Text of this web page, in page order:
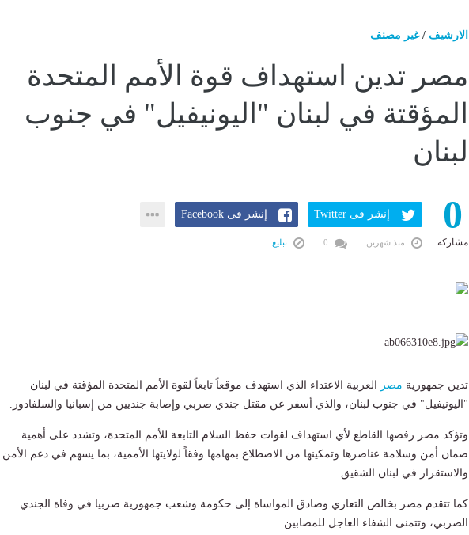
الارشيف /غير مصنف
مصر تدين استهداف قوة الأمم المتحدة
المؤقتة في لبنان "اليونيفيل" في جنوب
لبنان
0
مشاركة
إنشر فى Twitter إنشر فى Facebook
منذ شهرين تبليغ
تدين جمهورية مصر
العربية الاعتداء الذي استهدف موقعاً تابعاً لقوة الأمم المتحدة المؤقتة في لبنان
"اليونيفيل" في جنوب لبنان، والذي أسفر عن مقتل جندي صربي وإصابة جنديين من إسبانيا والسلفادور.
وتؤكد مصر رفضها القاطع لأي استهداف لقوات حفظ السلام التابعة للأمم المتحدة، وتشدد على أهمية
ضمان أمن وسلامة عناصرها وتمكينها من الاضطلاع بمهامها وفقاً لولايتها الأممية، بما يسهم في دعم الأمن
والاستقرار في لبنان الشقيق.
كما تتقدم مصر بخالص التعازي وصادق المواساة إلى حكومة وشعب جمهورية صربيا في وفاة الجندي
الصربي، وتتمنى الشفاء العاجل للمصابين.